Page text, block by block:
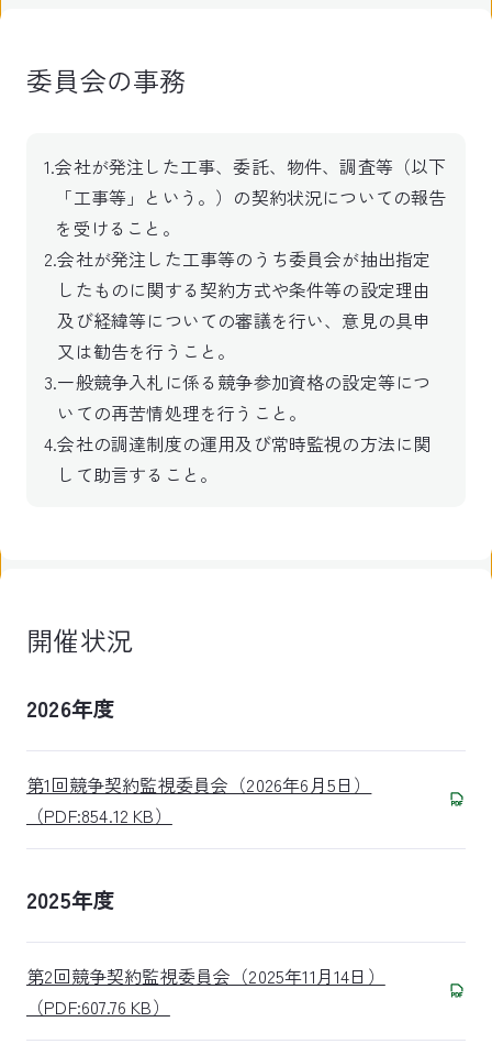
委員会の事務
1.会社が発注した工事、委託、物件、調査等（以下
「工事等」という。）の契約状況についての報告
を受けること。
2.会社が発注した工事等のうち委員会が抽出指定
したものに関する契約方式や条件等の設定理由
及び経緯等についての審議を行い、意見の具申
又は勧告を行うこと。
3.一般競争入札に係る競争参加資格の設定等につ
いての再苦情処理を行うこと。
4.会社の調達制度の運用及び常時監視の方法に関
して助言すること。
開催状況
2026年度
第1回競争契約監視委員会（2026年6月5日）
（PDF:854.12 KB）
2025年度
第2回競争契約監視委員会（2025年11月14日）
（PDF:607.76 KB）